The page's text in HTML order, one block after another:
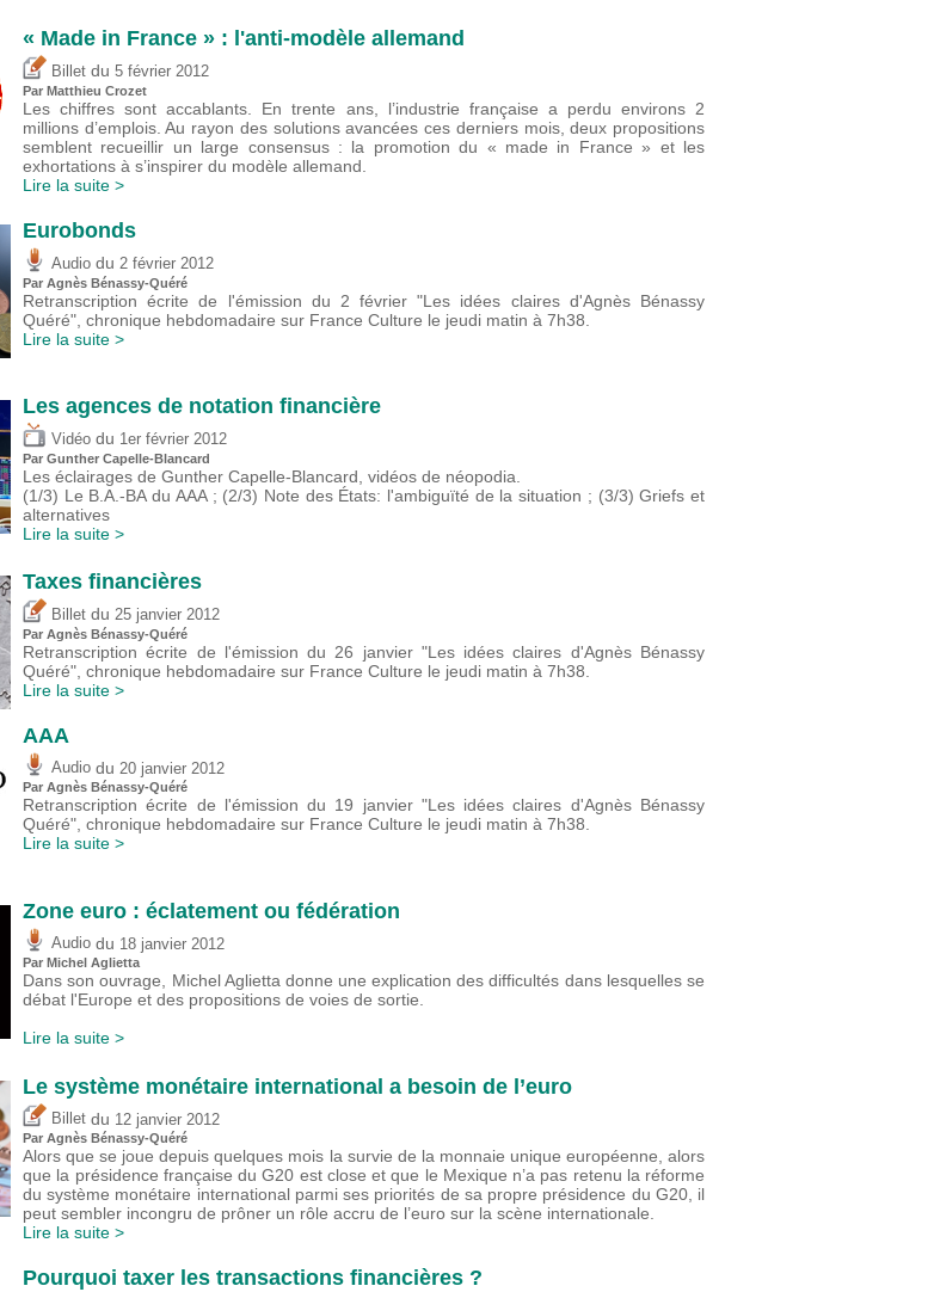
« Made in France » : l'anti-modèle allemand
Billet du 5 février 2012
Par Matthieu Crozet
Les chiffres sont accablants. En trente ans, l’industrie française a perdu environs 2
millions d’emplois. Au rayon des solutions avancées ces derniers mois, deux propositions
semblent recueillir un large consensus : la promotion du « made in France » et les
exhortations à s’inspirer du modèle allemand.
Lire la suite >
Eurobonds
Audio du 2 février 2012
Par Agnès Bénassy-Quéré
Retranscription écrite de l'émission du 2 février "Les idées claires d'Agnès Bénassy
Quéré", chronique hebdomadaire sur France Culture le jeudi matin à 7h38.
Lire la suite >
Les agences de notation financière
Vidéo du 1er février 2012
Par Gunther Capelle-Blancard
Les éclairages de Gunther Capelle-Blancard, vidéos de néopodia.
(1/3) Le B.A.-BA du AAA ; (2/3) Note des États: l'ambiguïté de la situation ; (3/3) Griefs et
alternatives
Lire la suite >
Taxes financières
Billet du 25 janvier 2012
Par Agnès Bénassy-Quéré
Retranscription écrite de l'émission du 26 janvier "Les idées claires d'Agnès Bénassy
Quéré", chronique hebdomadaire sur France Culture le jeudi matin à 7h38.
Lire la suite >
AAA
Audio du 20 janvier 2012
Par Agnès Bénassy-Quéré
Retranscription écrite de l'émission du 19 janvier "Les idées claires d'Agnès Bénassy
Quéré", chronique hebdomadaire sur France Culture le jeudi matin à 7h38.
Lire la suite >
Zone euro : éclatement ou fédération
Audio du 18 janvier 2012
Par Michel Aglietta
Dans son ouvrage, Michel Aglietta donne une explication des difficultés dans lesquelles se
débat l'Europe et des propositions de voies de sortie.
Lire la suite >
Le système monétaire international a besoin de l’euro
Billet du 12 janvier 2012
Par Agnès Bénassy-Quéré
Alors que se joue depuis quelques mois la survie de la monnaie unique européenne, alors
que la présidence française du G20 est close et que le Mexique n’a pas retenu la réforme
du système monétaire international parmi ses priorités de sa propre présidence du G20, il
peut sembler incongru de prôner un rôle accru de l’euro sur la scène internationale.
Lire la suite >
Pourquoi taxer les transactions financières ?